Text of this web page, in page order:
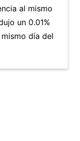
al mismo
un 0.01%
día del